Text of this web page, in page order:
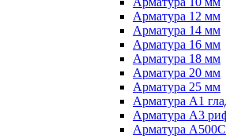
Арматура 12 мм
Арматура 14 мм
Арматура 16 мм
Арматура 18 мм
Арматура 20 мм
Арматура 25 мм
Арматура А1
Арматура А3
Арматура А500С